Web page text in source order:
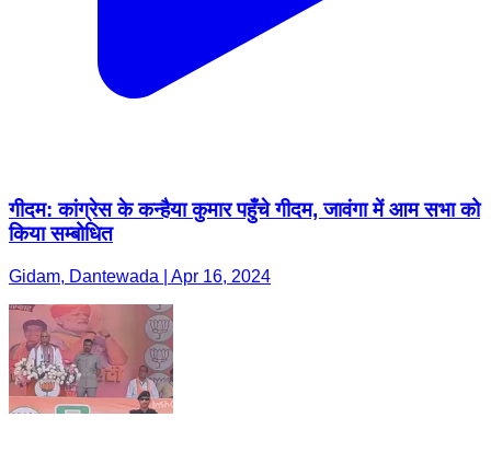
गीदम: कांग्रेस के कन्हैया कुमार पहुँचे गीदम, जावंगा में आम सभा को
किया सम्बोधित
Gidam, Dantewada | Apr 16, 2024